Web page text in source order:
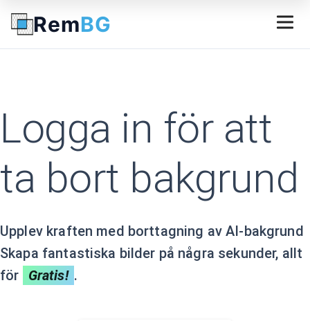
RemBG
Logga in för att
ta bort bakgrund
Upplev kraften med borttagning av AI-bakgrund
Skapa fantastiska bilder på några sekunder, allt
för
Gratis! .